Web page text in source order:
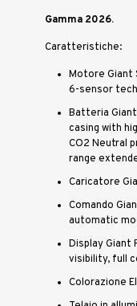
Gamma 2026.
Caratteristiche:
Motore Giant
6-sensor
Batteria Giant
casing with
CO2 Neutral
range
Caricatore
Comando
automatic
Display Giant
visibility, full
Colorazione